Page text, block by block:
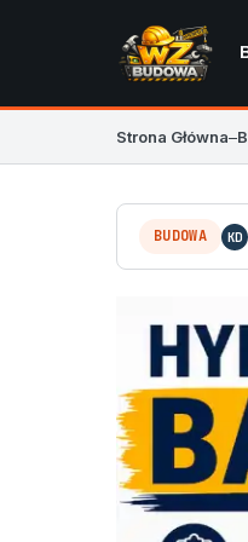
Strona Główna–
BUDOWA KD